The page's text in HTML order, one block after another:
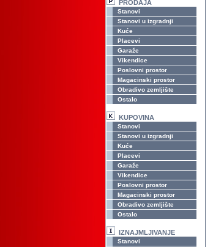
PRODAJA
Stanovi
Stanovi u izgradnji
Kuće
Placevi
Garaže
Vikendice
Poslovni prostor
Magacinski prostor
Obradivo zemljište
Ostalo
KUPOVINA
Stanovi
Stanovi u izgradnji
Kuće
Placevi
Garaže
Vikendice
Poslovni prostor
Magacinski prostor
Obradivo zemljište
Ostalo
IZNAJMLJIVANJE
Stanovi